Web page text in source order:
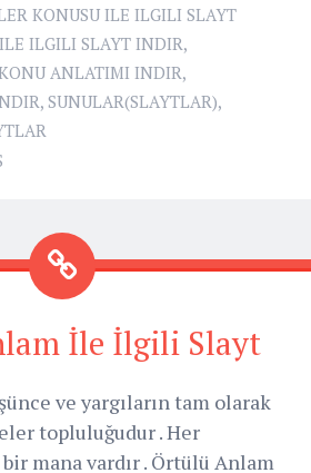
KONUSU ILE ILGILI SLAYT
ILGILI SLAYT INDIR,
ANLATIMI INDIR,
, SUNULAR(SLAYTLAR),
İle İlgili Slayt
ve yargıların tam olarak
topluluğudur . Her
mana vardır . Örtülü Anlam